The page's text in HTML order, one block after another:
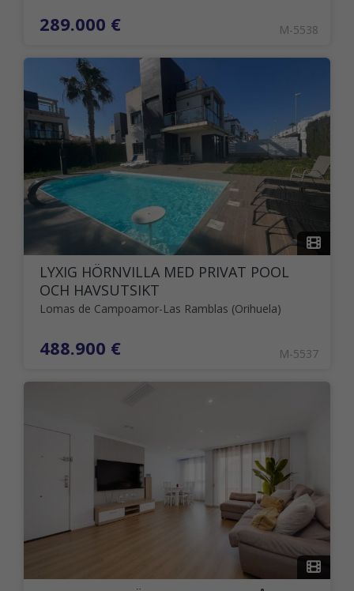
289.000 € M-5538
LYXIG HÖRNVILLA MED PRIVAT POOL
OCH HAVSUTSIKT
Lomas de Campoamor-Las Ramblas (Orihuela)
488.900 € M-5537